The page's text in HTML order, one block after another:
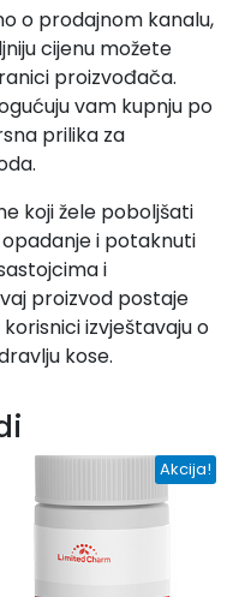
o prodajnom kanalu,
cijenu možete
proizvođača.
vam kupnju po
prilika za
koji žele poboljšati
i potaknuti
i
proizvod postaje
izvještavaju o
kose.
Akcija!